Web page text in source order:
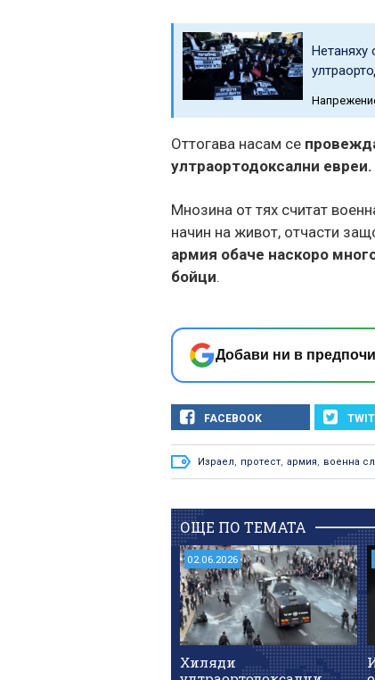
Нетаняху
Оттогава насам се
ултраортодоксални евреи.
Мнозина от тях считат
начин на живот, отчасти
армия обаче наскоро
бойци.
Добави ни в
FACEBOOK
Израел, протест, армия, военна
ОЩЕ ПО ТЕМАТА
02.06.2026
Хиляди